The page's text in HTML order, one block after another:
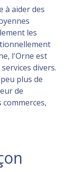
à aider des
les
l'Orne est
divers.
plus de
de